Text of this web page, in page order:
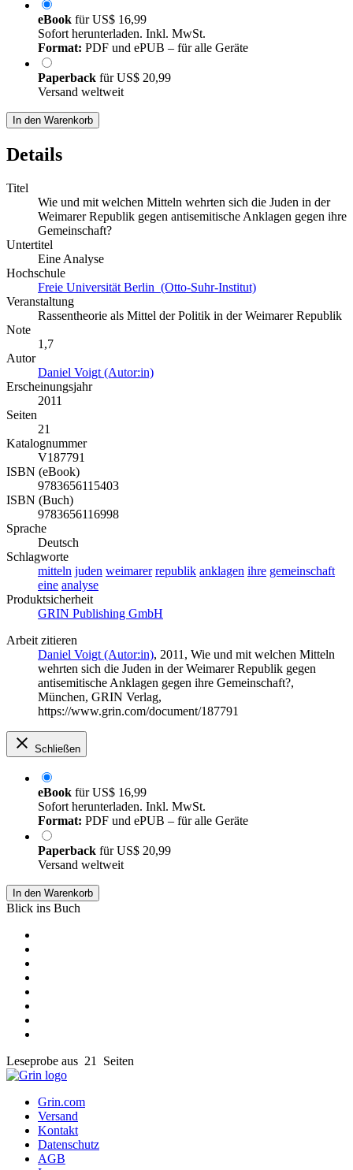
eBook fürUS$ 16,99
Sofort herunterladen. Inkl. MwSt.
Format: PDF und ePUB – für alle Geräte
Paperback fürUS$ 20,99
Versand weltweit
In den Warenkorb
Details
Titel
Wie und mit welchen Mitteln wehrten sich die Juden in der
Weimarer Republik gegen antisemitische Anklagen gegen ihre
Gemeinschaft?
Untertitel
Eine Analyse
Hochschule
Freie Universität Berlin (Otto-Suhr-Institut)
Veranstaltung
Rassentheorie als Mittel der Politik in der Weimarer Republik
Note
1,7
Autor
Daniel Voigt (Autor:in)
Erscheinungsjahr
2011
Seiten
21
Katalognummer
V187791
ISBN (eBook)
9783656115403
ISBN (Buch)
9783656116998
Sprache
Deutsch
Schlagworte
mitteln juden weimarer republik anklagen ihre gemeinschaft
eine analyse
Produktsicherheit
GRIN Publishing GmbH
Arbeit zitieren
Daniel Voigt (Autor:in), 2011, Wie und mit welchen Mitteln
wehrten sich die Juden in der Weimarer Republik gegen
antisemitische Anklagen gegen ihre Gemeinschaft?,
München, GRIN Verlag,
https://www.grin.com/document/187791
Schließen
eBook fürUS$ 16,99
Sofort herunterladen. Inkl. MwSt.
Format: PDF und ePUB – für alle Geräte
Paperback fürUS$ 20,99
Versand weltweit
In den Warenkorb
Blick ins Buch
Leseprobe aus 21 Seiten
Grin.com
Versand
Kontakt
Datenschutz
AGB